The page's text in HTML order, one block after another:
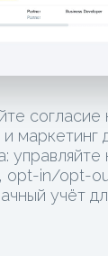
согласие
и маркетинг
opt-in/opt-
учёт